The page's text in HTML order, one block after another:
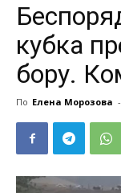
кубка
бору.
По Елена Морозова -